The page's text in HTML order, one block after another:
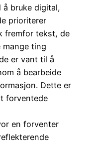
å bruke digital,
prioriterer
fremfor tekst, de
mange ting
er vant til å
å bearbeide
Dette er
forventede
en forventer